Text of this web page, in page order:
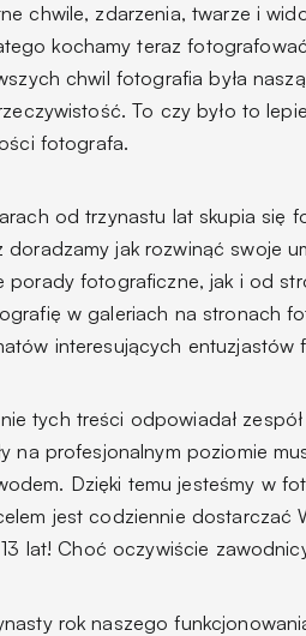
chwile, zdarzenia, twarze i
kochamy teraz
chwil fotografia była
To czy było to
fotografa.
od trzynastu lat skupia się
jak rozwinąć swoje
porady fotograficzne, jak i od
w galeriach na stronach
interesujących entuzjastów
tych treści odpowiadał
na profesjonalnym poziomie
Dzięki temu jesteśmy w
jest codziennie dostarczać
lat! Choć oczywiście
rok naszego